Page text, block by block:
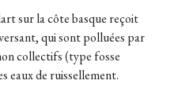
sur la côte basque reçoit
qui sont polluées par
collectifs (type fosse
eaux de ruissellement.